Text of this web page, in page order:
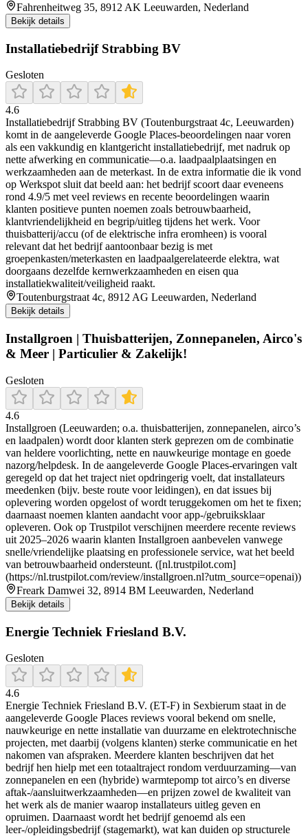
Fahrenheitweg 35, 8912 AK Leeuwarden, Nederland
Bekijk details
Installatiebedrijf Strabbing BV
Gesloten
4.6
Installatiebedrijf Strabbing BV (Toutenburgstraat 4c, Leeuwarden)
komt in de aangeleverde Google Places-beoordelingen naar voren
als een vakkundig en klantgericht installatiebedrijf, met nadruk op
nette afwerking en communicatie—o.a. laadpaalplaatsingen en
werkzaamheden aan de meterkast. In de extra informatie die ik vond
op Werkspot sluit dat beeld aan: het bedrijf scoort daar eveneens
rond 4.9/5 met veel reviews en recente beoordelingen waarin
klanten positieve punten noemen zoals betrouwbaarheid,
klantvriendelijkheid en begrip/uitleg tijdens het werk. Voor
thuisbatterij/accu (of de elektrische infra eromheen) is vooral
relevant dat het bedrijf aantoonbaar bezig is met
groepenkasten/meterkasten en laadpaalgerelateerde elektra, wat
doorgaans dezelfde kernwerkzaamheden en eisen qua
installatiekwaliteit/veiligheid raakt.
Toutenburgstraat 4c, 8912 AG Leeuwarden, Nederland
Bekijk details
Installgroen | Thuisbatterijen, Zonnepanelen, Airco's
& Meer | Particulier & Zakelijk!
Gesloten
4.6
Installgroen (Leeuwarden; o.a. thuisbatterijen, zonnepanelen, airco’s
en laadpalen) wordt door klanten sterk geprezen om de combinatie
van heldere voorlichting, nette en nauwkeurige montage en goede
nazorg/helpdesk. In de aangeleverde Google Places-ervaringen valt
geregeld op dat het traject niet opdringerig voelt, dat installateurs
meedenken (bijv. beste route voor leidingen), en dat issues bij
oplevering worden opgelost of wordt teruggekomen om het te fixen;
daarnaast noemen klanten aandacht voor app-/gebruiksklaar
opleveren. Ook op Trustpilot verschijnen meerdere recente reviews
uit 2025–2026 waarin klanten Installgroen aanbevelen vanwege
snelle/vriendelijke plaatsing en professionele service, wat het beeld
van betrouwbaarheid ondersteunt. ([nl.trustpilot.com]
(https://nl.trustpilot.com/review/installgroen.nl?utm_source=openai))
Freark Damwei 32, 8914 BM Leeuwarden, Nederland
Bekijk details
Energie Techniek Friesland B.V.
Gesloten
4.6
Energie Techniek Friesland B.V. (ET-F) in Sexbierum staat in de
aangeleverde Google Places reviews vooral bekend om snelle,
nauwkeurige en nette installatie van duurzame en elektrotechnische
projecten, met daarbij (volgens klanten) sterke communicatie en het
nakomen van afspraken. Meerdere klanten beschrijven dat het
bedrijf hen hielp met een totaaltraject rondom verduurzaming—van
zonnepanelen en een (hybride) warmtepomp tot airco’s en diverse
aftak-/aansluitwerkzaamheden—en prijzen zowel de kwaliteit van
het werk als de manier waarop installateurs uitleg geven en
opruimen. Daarnaast wordt het bedrijf genoemd als een
leer-/opleidingsbedrijf (stagemarkt), wat kan duiden op structurele